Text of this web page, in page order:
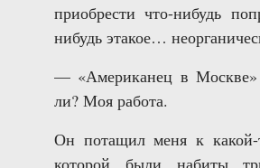
приобрести что-нибудь
нибудь этакое…
— «Американец в Москве»
ли? Моя работа.
Он потащил меня к какой-
которой были набиты